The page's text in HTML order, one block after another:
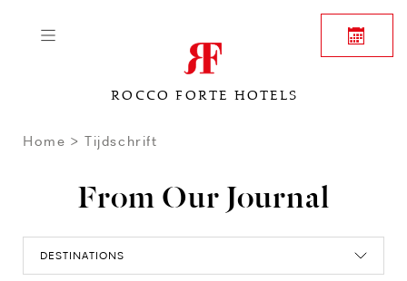
ROCCO FORTE HOTELS
Home Tijdschrift
From Our Journal
DESTINATIONS